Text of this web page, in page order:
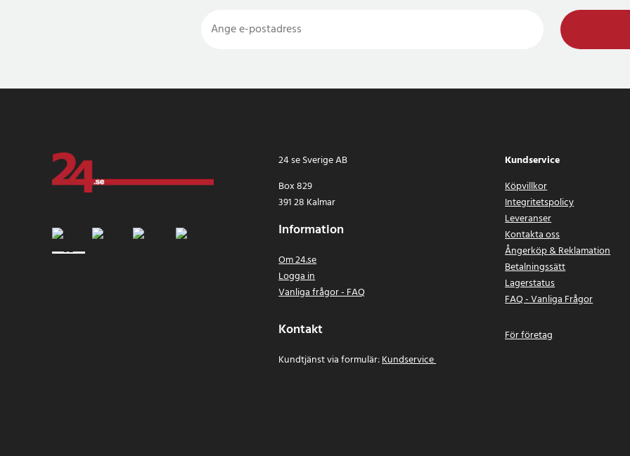
24 se Sverige AB
Box 829
391 28 Kalmar
Information
Om 24.se
Logga in
Vanliga frågor - FAQ
Kontakt
Kundtjänst via formulär:Kundservice
Kundservice
Köpvillkor
Integritetspolicy
Leveranser
Kontakta oss
Ångerköp & Reklamation
Betalningssätt
Lagerstatus
FAQ - Vanliga Frågor
För företag